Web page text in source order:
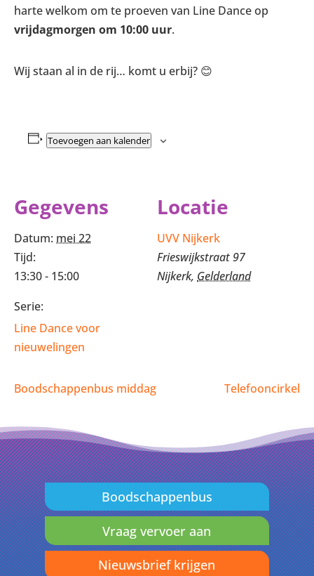
harte welkom om te proeven van Line Dance op
vrijdagmorgen om 10:00 uur.
Wij staan al in de rij… komt u erbij? 😊
Toevoegen aan kalender
Gegevens
Datum: mei 22
Tijd:
13:30 - 15:00
Serie:
Line Dance voor
nieuwelingen
Locatie
UVV Nijkerk
Frieswijkstraat 97
Nijkerk, Gelderland
Boodschappenbus middag Telefooncirkel
Boodschappenbus
Vraag vervoer aan
Nieuwsbrief krijgen